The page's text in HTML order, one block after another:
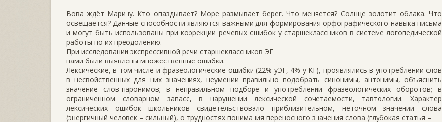
Вова ждёт Марину. Кто опаздывает? Море размывает берег. Что меняется? Солнце золотит облака. Что
освещается? Данные способности являются важными для формирования орфографического навыка письма
и могут быть использованы при коррекции речевых ошибок у старшеклассников в системе логопедической
работы по их преодолению.
При исследовании экспрессивной речи старшеклассников ЭГ
нами были выявлены множественные ошибки.
Лексические, в том числе и фразеологические ошибки (22% уЭГ, 4% у КГ), проявлялись в употреблении слов
в несвойственных для них значениях, неумении правильно подобрать синонимы, антонимы, объяснить
значение слов-паронимов; в неправильном подборе и употреблении фразеологических оборотов; в
ограниченном словарном запасе, в нарушении лексической сочетаемости, тавтологии. Характер
лексических ошибок школьников свидетельствовало приблизительном, неточном значении слова
(энергичный человек – сильный), о трудностях понимания переносного значения слова (глубокая статья –